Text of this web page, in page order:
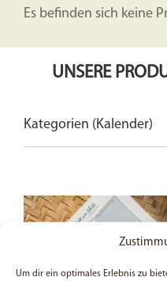
Um dir ein optimales Erlebnis zu
Es befinden sich keine
UNSERE
Kategorien (Kalender)